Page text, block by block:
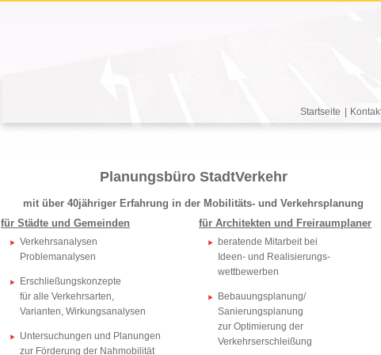
Startseite
Planungsbüro StadtVerkehr
mit über 40jähriger Erfahrung in der Mobilitäts- und Verkehrsplanung
für Städte und Gemeinden
Verkehrsanalysen
Problemanalysen
Erschließungskonzepte
für alle Verkehrsarten,
Varianten, Wirkungsanalysen
Untersuchungen und Planungen
zur Förderung der Nahmobilität
für Architekten und Freiraumplaner
beratende Mitarbeit bei
Ideen- und Realisierungs-
wettbewerben
Bebauungsplanung/
Sanierungsplanung
zur Optimierung der
Verkehrserschleißung